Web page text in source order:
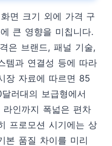
면 크기 외에 가격 구
큰 영향을 미칩니다.
은 브랜드, 패널 기술,
템과 연결성 등에 따라
장 자료에 따르면 85
러대의 보급형에서
인까지 폭넓은 편차
프로모션 시기에는 상
본 품질 차이를 미리